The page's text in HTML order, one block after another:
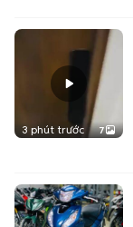
3 phút trước 7